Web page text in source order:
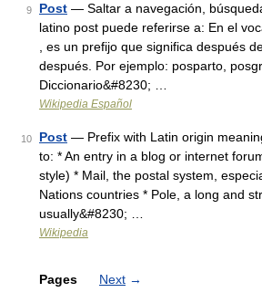
9 Post — Saltar a navegación,
latino post puede referirse a: En el
, es un prefijo que significa después
después. Por ejemplo: posparto,
Diccionario&#8230; …
Wikipedia Español
10 Post — Prefix with Latin origin
to: * An entry in a blog or internet
style) * Mail, the postal system,
Nations countries * Pole, a long and
usually&#8230; …
Wikipedia
Pages Next →